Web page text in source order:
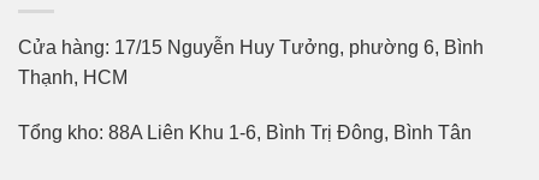
Cửa hàng: 17/15 Nguyễn Huy Tưởng, phường 6, Bình
Thạnh, HCM
Tổng kho: 88A Liên Khu 1-6, Bình Trị Đông, Bình Tân